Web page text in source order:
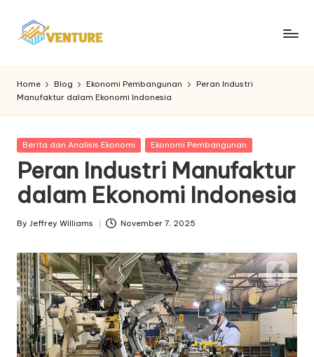
I
n
n
o
v
e
n
t
u
r
e
Berita
Home Blog Ekonomi Pembangunan
Peran Industri
Manufaktur dalam Ekonomi Indonesia
Posted
Berita dan Analisis Ekonomi Ekonomi Pembangunan
Peran Industri Manufaktur
dalam Ekonomi Indonesia
Posted
By Jeffrey Williams November 7, 2025